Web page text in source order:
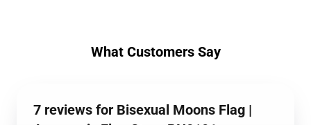
What Customers Say
7 reviews for Bisexual Moons Flag |